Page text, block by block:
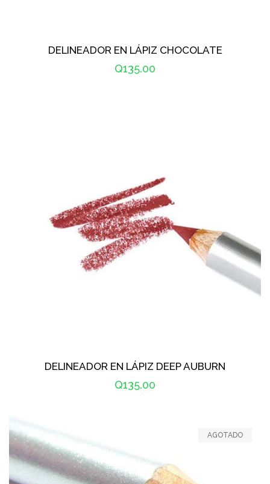
DELINEADOR EN LÁPIZ CHOCOLATE
Precio
Q135.00
DELINEADOR EN LÁPIZ DEEP AUBURN
Precio
Q135.00
AGOTADO